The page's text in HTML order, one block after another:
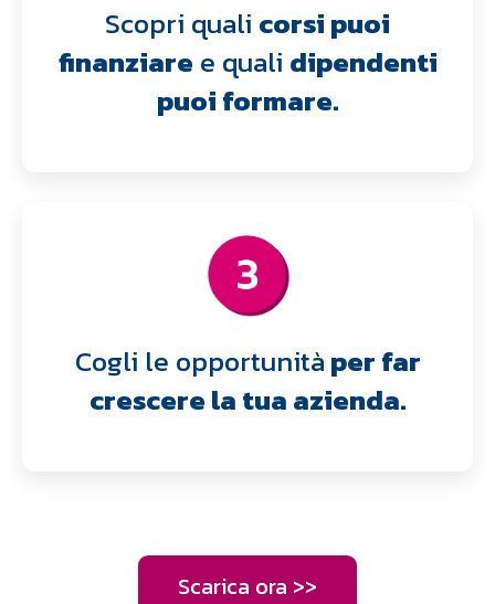
Scopri quali corsi puoi
finanziare e quali dipendenti
puoi formare.
Cogli le opportunitàper far
crescere la tua azienda.
Scarica ora >>